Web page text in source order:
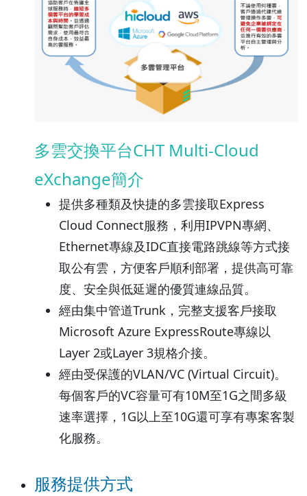
多雲交換平台CHT Multi-Cloud
eXchange簡介
提供多種類及快捷的多雲接取Express
Cloud Connect服務，利用IPVPN專網、
Ethernet專線及IDC直接電路跳線等方式接
取公有雲，方便客戶順利部署，提供高可靠
度、安全與低延遲的優質連線品質。
經由集中管道Trunk，完整支援客戶接取
Microsoft Azure ExpressRoute專線以
Layer 2或Layer 3規格介接。
經由受保護的VLAN/VC (Virtual Circuit)。
每個客戶的VC容量可有10M至1G之間多級
速率選擇，1G以上至10G還可享有專案客製
化服務。
服務提供方式